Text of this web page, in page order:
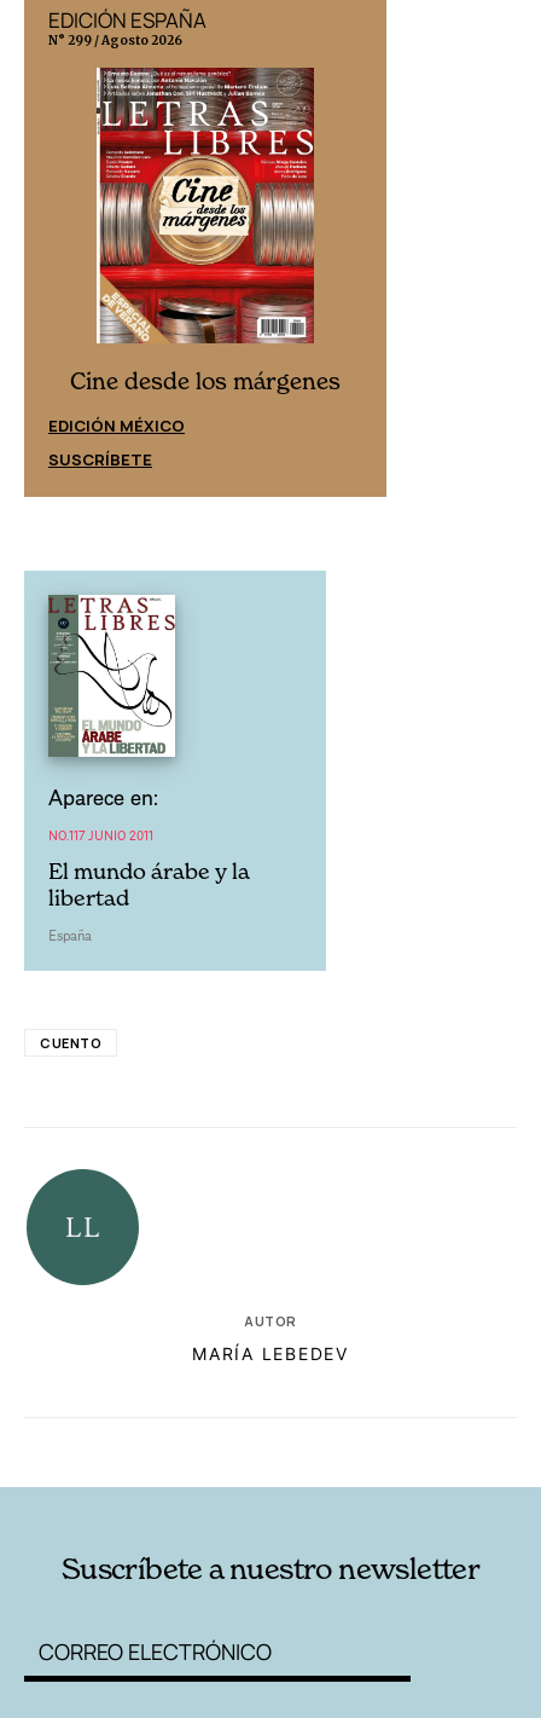
EDICIÓN ESPAÑA
N° 299 / Agosto 2026
Cine desde los márgenes
EDICIÓN MÉXICO
SUSCRÍBETE
Aparece en:
NO.117 JUNIO 2011
El mundo árabe y la
libertad
España
CUENTO
AUTOR
MARÍA LEBEDEV
Suscríbete a nuestro newsletter